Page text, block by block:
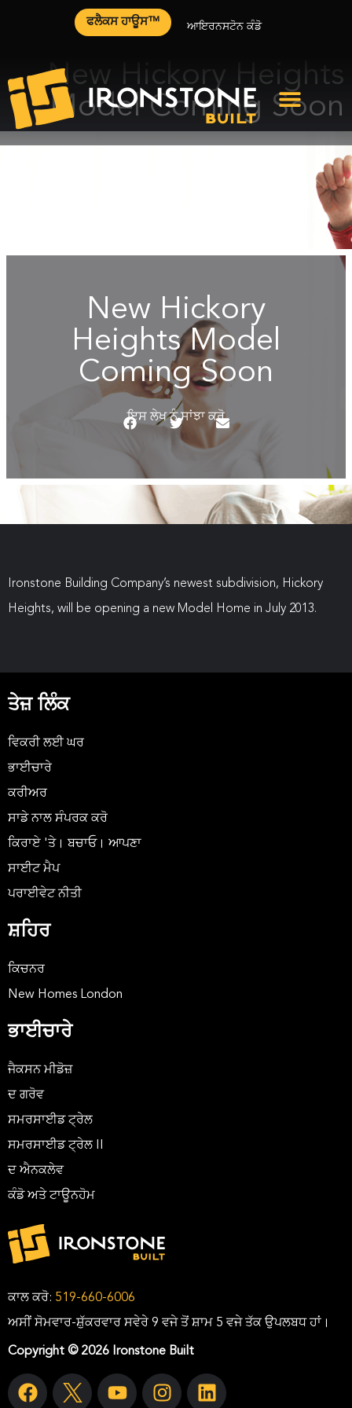
ਫਲੈਕਸ ਹਾਊਸ™ ਆਇਰਨਸਟੋਨ ਕੰਡੋ
New Hickory Heights
Model Coming Soon
New Hickory
Heights Model
Coming Soon
ਇਸ ਲੇਖ ਨੂੰ ਸਾਂਝਾ ਕਰੋ
Ironstone Building Company’s newest subdivision, Hickory
Heights, will be opening a new Model Home in July 2013.
ਤੇਜ਼ ਲਿੰਕ
ਵਿਕਰੀ ਲਈ ਘਰ
ਭਾਈਚਾਰੇ
ਕਰੀਅਰ
ਸਾਡੇ ਨਾਲ ਸੰਪਰਕ ਕਰੋ
ਕਿਰਾਏ 'ਤੇ। ਬਚਾਓ। ਆਪਣਾ
ਸਾਈਟ ਮੈਪ
ਪਰਾਈਵੇਟ ਨੀਤੀ
ਸ਼ਹਿਰ
ਕਿਚਨਰ
New Homes London
ਭਾਈਚਾਰੇ
ਜੈਕਸਨ ਮੀਡੋਜ਼
ਦ ਗਰੋਵ
ਸਮਰਸਾਈਡ ਟ੍ਰੇਲ
ਸਮਰਸਾਈਡ ਟ੍ਰੇਲ II
ਦ ਐਨਕਲੇਵ
ਕੰਡੋ ਅਤੇ ਟਾਊਨਹੋਮ
ਕਾਲ ਕਰੋ: 519-660-6006
ਅਸੀਂ ਸੋਮਵਾਰ-ਸ਼ੁੱਕਰਵਾਰ ਸਵੇਰੇ 9 ਵਜੇ ਤੋਂ ਸ਼ਾਮ 5 ਵਜੇ ਤੱਕ ਉਪਲਬਧ ਹਾਂ।
Copyright © 2026 Ironstone Built